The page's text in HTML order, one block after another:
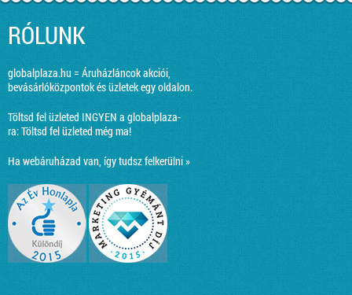
RÓLUNK
globalplaza.hu = Áruházláncok akciói,
bevásárlóközpontok és üzletek egy oldalon.
Töltsd fel üzleted INGYEN a globalplaza-
ra:Töltsd fel üzleted még ma!
Ha webáruházad van, így tudsz felkerülni »